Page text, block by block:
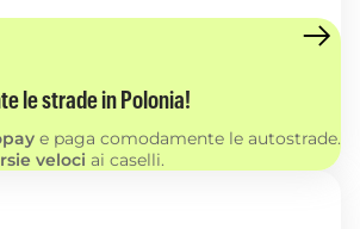
le strade in Polonia!
e paga comodamente le autostrade.
veloci ai caselli.